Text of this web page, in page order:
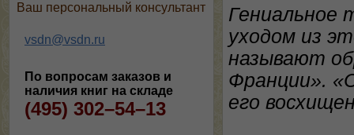
Ваш персональный консультант
vsdn@vsdn.ru
По вопросам заказов и
наличия книг на складе
(495) 302–54–13
Гениальное
уходом из
называют
Франции».
его